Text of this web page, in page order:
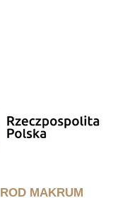
ROD MAKRUM